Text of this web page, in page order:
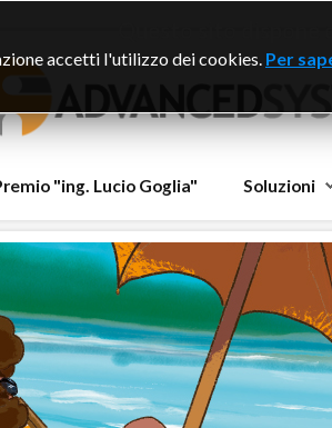
"ing. Lucio Goglia" Soluzioni
accetti l'utilizzo dei cookies. Per